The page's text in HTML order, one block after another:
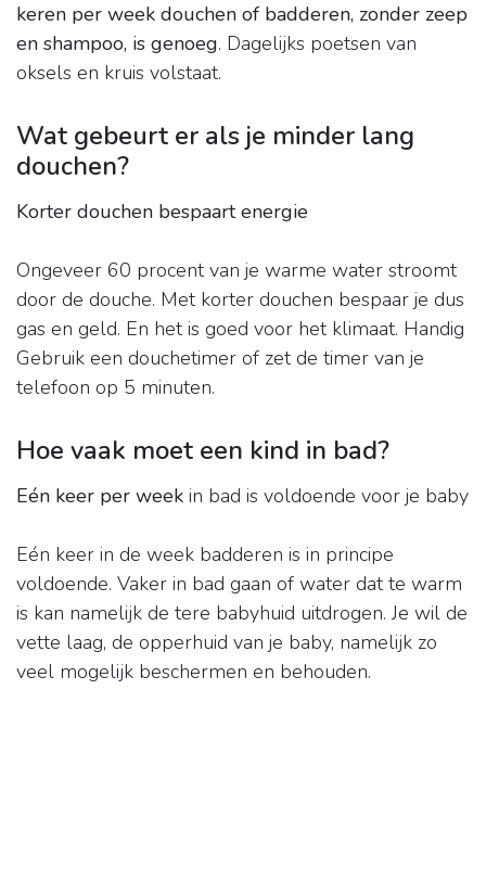
keren per week douchen of badderen, zonder zeep
en shampoo, is genoeg. Dagelijks poetsen van
oksels en kruis volstaat.
Wat gebeurt er als je minder lang
douchen?
Korter douchen bespaart energie
Ongeveer 60 procent van je warme water stroomt
door de douche. Met korter douchen bespaar je dus
gas en geld. En het is goed voor het klimaat. Handig
Gebruik een douchetimer of zet de timer van je
telefoon op 5 minuten.
Hoe vaak moet een kind in bad?
Eén keer per week in bad is voldoende voor je baby
Eén keer in de week badderen is in principe
voldoende. Vaker in bad gaan of water dat te warm
is kan namelijk de tere babyhuid uitdrogen. Je wil de
vette laag, de opperhuid van je baby, namelijk zo
veel mogelijk beschermen en behouden.